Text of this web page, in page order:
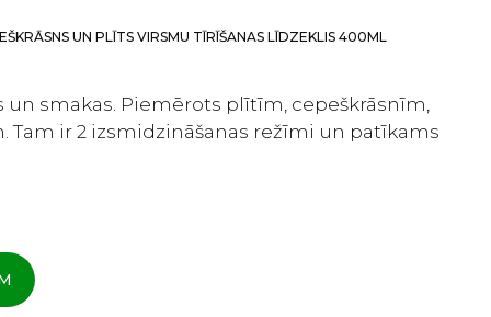
UN PLĪTS VIRSMU TĪRĪŠANAS LĪDZEKLIS 400ML
smakas. Piemērots plītīm, cepeškrāsnīm,
ir 2 izsmidzināšanas režīmi un patīkams